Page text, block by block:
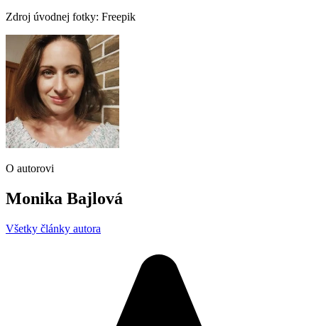
Zdroj úvodnej fotky: Freepik
O autorovi
Monika Bajlová
Všetky články autora